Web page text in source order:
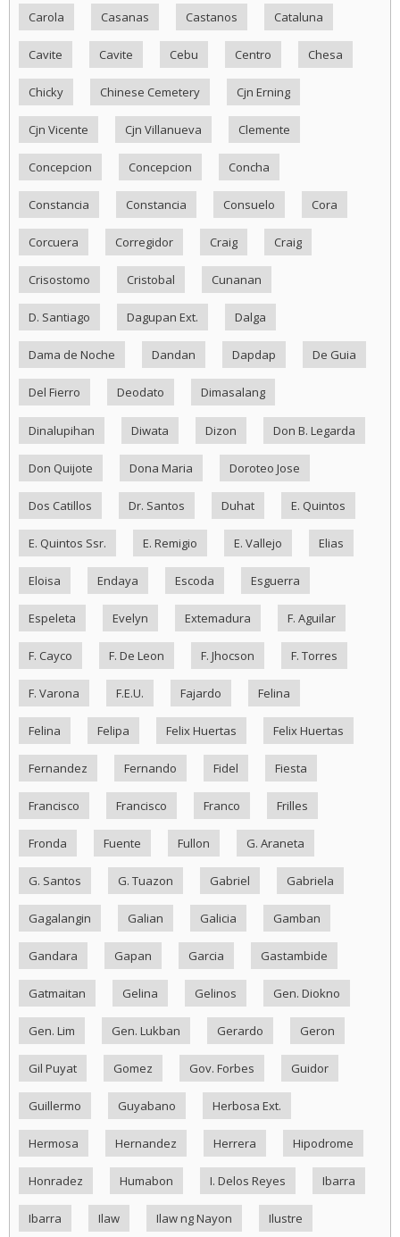
Carola Casanas Castanos Cataluna
Cavite Cavite Cebu Centro Chesa
Chicky Chinese Cemetery Cjn Erning
Cjn Vicente Cjn Villanueva Clemente
Concepcion Concepcion Concha
Constancia Constancia Consuelo Cora
Corcuera Corregidor Craig Craig
Crisostomo Cristobal Cunanan
D. Santiago Dagupan Ext. Dalga
Dama de Noche Dandan Dapdap De Guia
Del Fierro Deodato Dimasalang
Dinalupihan Diwata Dizon Don B. Legarda
Don Quijote Dona Maria Doroteo Jose
Dos Catillos Dr. Santos Duhat E. Quintos
E. Quintos Ssr. E. Remigio E. Vallejo Elias
Eloisa Endaya Escoda Esguerra
Espeleta Evelyn Extemadura F. Aguilar
F. Cayco F. De Leon F. Jhocson F. Torres
F. Varona F.E.U. Fajardo Felina
Felina Felipa Felix Huertas Felix Huertas
Fernandez Fernando Fidel Fiesta
Francisco Francisco Franco Frilles
Fronda Fuente Fullon G. Araneta
G. Santos G. Tuazon Gabriel Gabriela
Gagalangin Galian Galicia Gamban
Gandara Gapan Garcia Gastambide
Gatmaitan Gelina Gelinos Gen. Diokno
Gen. Lim Gen. Lukban Gerardo Geron
Gil Puyat Gomez Gov. Forbes Guidor
Guillermo Guyabano Herbosa Ext.
Hermosa Hernandez Herrera Hipodrome
Honradez Humabon I. Delos Reyes Ibarra
Ibarra Ilaw Ilaw ng Nayon Ilustre